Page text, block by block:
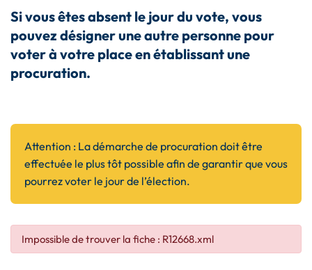
Si vous êtes absent le jour du vote, vous
pouvez désigner une autre personne pour
voter à votre place en établissant une
procuration.
Attention : La démarche de procuration doit être
effectuée le plus tôt possible afin de garantir que vous
pourrez voter le jour de l’élection.
Impossible de trouver la fiche : R12668.xml